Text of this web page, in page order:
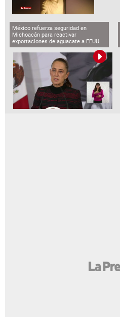
México refuerza seguridad en
Michoacán para reactivar
exportaciones de aguacate a EEUU